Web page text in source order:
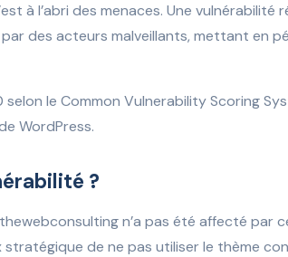
à l’abri des menaces. Une vulnérabilité
des acteurs malveillants, mettant en
le Common Vulnerability Scoring
WordPress.
?
n’a pas été affecté par
de ne pas utiliser le thème